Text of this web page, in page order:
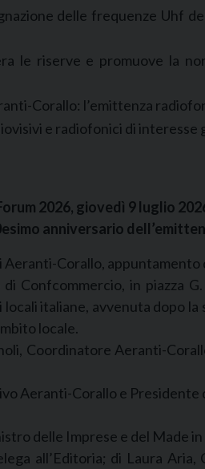
delle frequenze Uhf
le riserve e promuove la
Corallo: l’emittenza
e radiofonici di
2026, giovedì 9 luglio
anniversario
Aeranti-Corallo,
Confcommercio, in piazza
italiane, avvenuta dopo
locale.
Coordinatore Aeranti-
Aeranti-Corallo e Presidente
delle Imprese e del Made
all’Editoria; di Laura